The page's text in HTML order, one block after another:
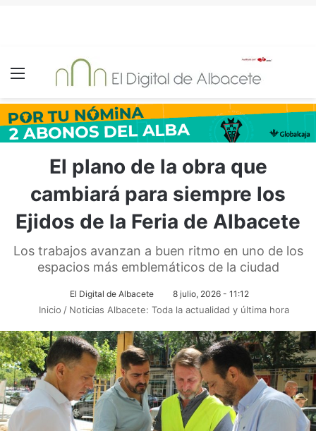
Menú
El plano de la obra que
cambiará para siempre los
Ejidos de la Feria de Albacete
Los trabajos avanzan a buen ritmo en uno de los
espacios más emblemáticos de la ciudad
El Digital de Albacete 8 julio, 2026 - 11:12
Inicio / Noticias Albacete: Toda la actualidad y última hora